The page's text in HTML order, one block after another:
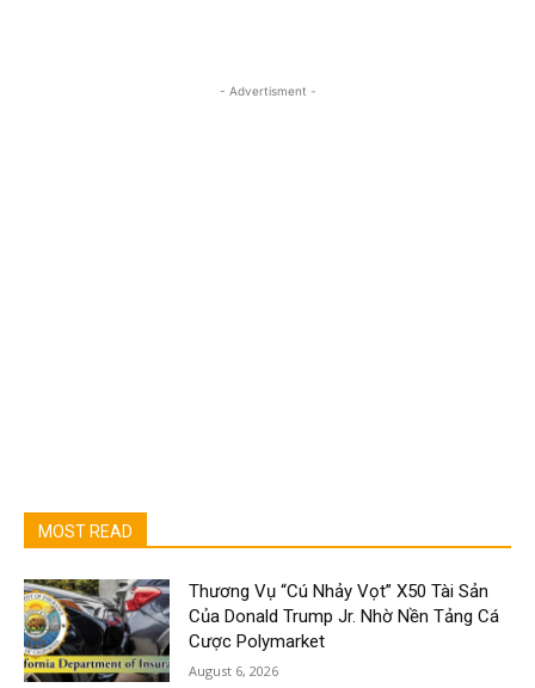
- Advertisment -
MOST READ
Thương Vụ “Cú Nhảy Vọt” X50 Tài Sản
Của Donald Trump Jr. Nhờ Nền Tảng Cá
Cược Polymarket
August 6, 2026